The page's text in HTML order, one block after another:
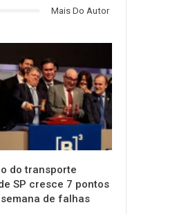
Mais Do Autor
do transporte
SP cresce 7 pontos
de falhas